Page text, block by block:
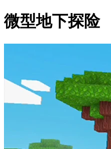
微型地下探险